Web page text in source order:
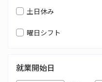
土日休み
曜日シフト
就業開始日